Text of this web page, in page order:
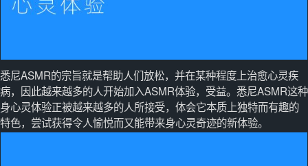
悉尼ASMR的宗旨就是帮助人们放松，并在某种程度上治愈心灵疾
病，因此越来越多的人开始加入ASMR体验，受益。悉尼ASMR这种
身心灵体验正被越来越多的人所接受，体会它本质上独特而有趣的
特色，尝试获得令人愉悦而又能带来身心灵奇迹的新体验。